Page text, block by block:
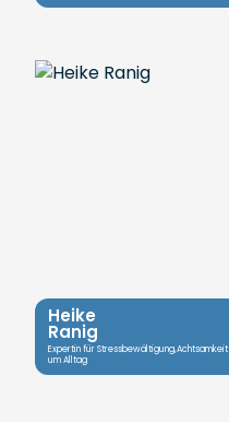
Heike
Ranig
Expertin für Stressbewältigung,Achtsamkeit
um Alltag